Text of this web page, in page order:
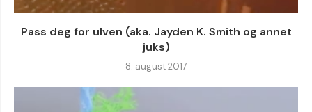
Pass deg for ulven (aka. Jayden K. Smith og annet
juks)
8. august 2017